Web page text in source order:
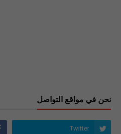
نحن في مواقع التواصل